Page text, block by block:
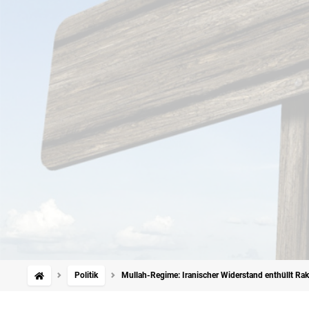
Politik Mullah-Regime: Iranischer Widerstand enthüllt